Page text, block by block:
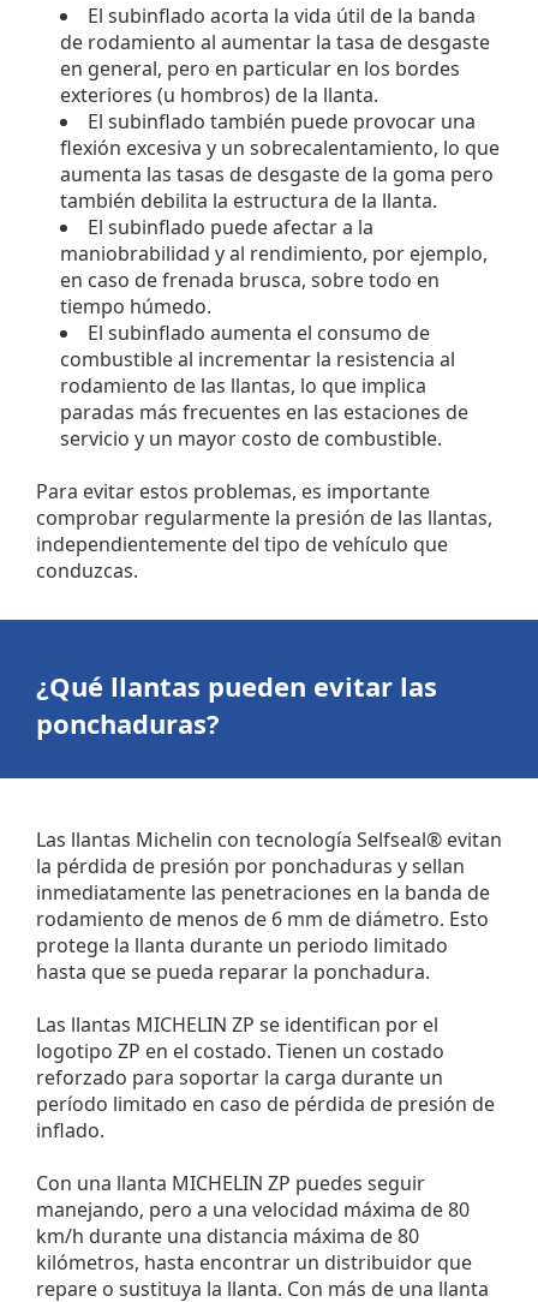
El subinflado acorta la vida útil de la banda
de rodamiento al aumentar la tasa de desgaste
en general, pero en particular en los bordes
exteriores (u hombros) de la llanta.
El subinflado también puede provocar una
flexión excesiva y un sobrecalentamiento, lo que
aumenta las tasas de desgaste de la goma pero
también debilita la estructura de la llanta.
El subinflado puede afectar a la
maniobrabilidad y al rendimiento, por ejemplo,
en caso de frenada brusca, sobre todo en
tiempo húmedo.
El subinflado aumenta el consumo de
combustible al incrementar la resistencia al
rodamiento de las llantas, lo que implica
paradas más frecuentes en las estaciones de
servicio y un mayor costo de combustible.
Para evitar estos problemas, es importante
comprobar regularmente la presión de las llantas,
independientemente del tipo de vehículo que
conduzcas.
¿Qué llantas pueden evitar las
ponchaduras?
Las llantas Michelin con tecnología Selfseal® evitan
la pérdida de presión por ponchaduras y sellan
inmediatamente las penetraciones en la banda de
rodamiento de menos de 6 mm de diámetro. Esto
protege la llanta durante un periodo limitado
hasta que se pueda reparar la ponchadura.
Las llantas MICHELIN ZP se identifican por el
logotipo ZP en el costado. Tienen un costado
reforzado para soportar la carga durante un
período limitado en caso de pérdida de presión de
inflado.
Con una llanta MICHELIN ZP puedes seguir
manejando, pero a una velocidad máxima de 80
km/h durante una distancia máxima de 80
kilómetros, hasta encontrar un distribuidor que
repare o sustituya la llanta. Con más de una llanta